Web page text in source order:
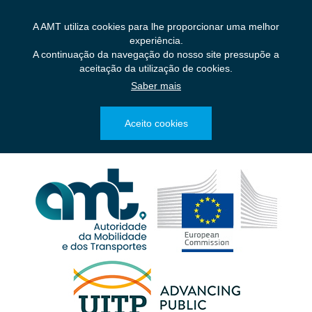
A AMT utiliza cookies para lhe proporcionar uma melhor
experiência.
A continuação da navegação do nosso site pressupõe a
aceitação da utilização de cookies.
Saber mais
Aceito cookies